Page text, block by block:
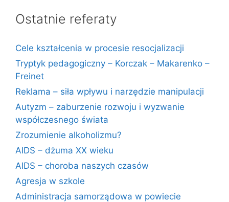
Ostatnie referaty
Cele kształcenia w procesie resocjalizacji
Tryptyk pedagogiczny – Korczak – Makarenko –
Freinet
Reklama – siła wpływu i narzędzie manipulacji
Autyzm – zaburzenie rozwoju i wyzwanie
współczesnego świata
Zrozumienie alkoholizmu?
AIDS – dżuma XX wieku
AIDS – choroba naszych czasów
Agresja w szkole
Administracja samorządowa w powiecie